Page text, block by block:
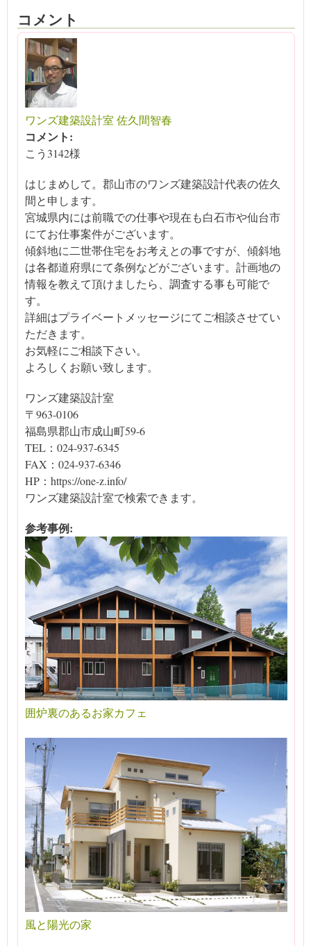
コメント
ワンズ建築設計室 佐久間智春
コメント:
こう3142様
はじまめして。郡山市のワンズ建築設計代表の佐久
間と申します。
宮城県内には前職での仕事や現在も白石市や仙台市
にてお仕事案件がございます。
傾斜地に二世帯住宅をお考えとの事ですが、傾斜地
は各都道府県にて条例などがございます。計画地の
情報を教えて頂けましたら、調査する事も可能で
す。
詳細はプライベートメッセージにてご相談させてい
ただきます。
お気軽にご相談下さい。
よろしくお願い致します。
ワンズ建築設計室
〒963-0106
福島県郡山市成山町59-6
TEL：024-937-6345
FAX：024-937-6346
HP：https://one-z.info/
ワンズ建築設計室で検索できます。
参考事例:
囲炉裏のあるお家カフェ
風と陽光の家